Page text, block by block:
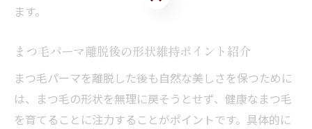
ます。
まつ毛パーマ離脱後の形状維持ポイント紹介
まつ毛パーマを離脱した後も自然な美しさを保つために
は、まつ毛の形状を無理に戻そうとせず、健康なまつ毛
を育てることに注力することがポイントです。具体的に